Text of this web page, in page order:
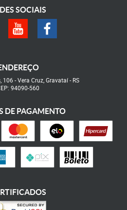
SOCIAIS
106 -Vera Cruz, Gravataí- RS
94090-560
DE PAGAMENTO